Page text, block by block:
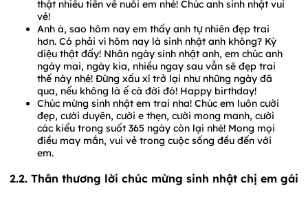
thật nhiều tiền về nuôi em nhé! Chúc anh sinh nhật vui
vẻ!
Anh à, sao hôm nay em thấy anh tự nhiên đẹp trai
hơn. Có phải vì hôm nay là sinh nhật anh không? Kỳ
diệu thật đấy! Nhân ngày sinh nhật anh, em chúc anh
ngày mai, ngày kia, nhiều ngay sau vẫn sẽ đẹp trai
thế này nhé! Đừng xấu xí trở lại như những ngày đã
qua, nếu không là ế cà đời đó! Happy birthday!
Chúc mừng sinh nhật em trai nha! Chúc em luôn cười
đẹp, cười duyên, cười e thẹn, cười mong manh, cười
các kiểu trong suốt 365 ngày còn lại nhé! Mong mọi
điều may mắn, vui vẻ trong cuộc sống đều đến với
em.
2.2. Thân thương lời chúc mừng sinh nhật chị em gái